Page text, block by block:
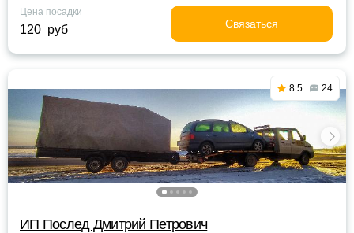
Цена посадки
120 руб Связаться
8.5 24
ИП Послед Дмитрий Петрович